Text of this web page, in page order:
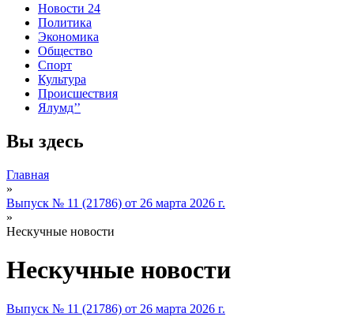
Новости 24
Политика
Экономика
Общество
Спорт
Культура
Происшествия
Ялумд’’
Вы здесь
Главная
»
Выпуск № 11 (21786) от 26 марта 2026 г.
»
Нескучные новости
Нескучные новости
Выпуск № 11 (21786) от 26 марта 2026 г.